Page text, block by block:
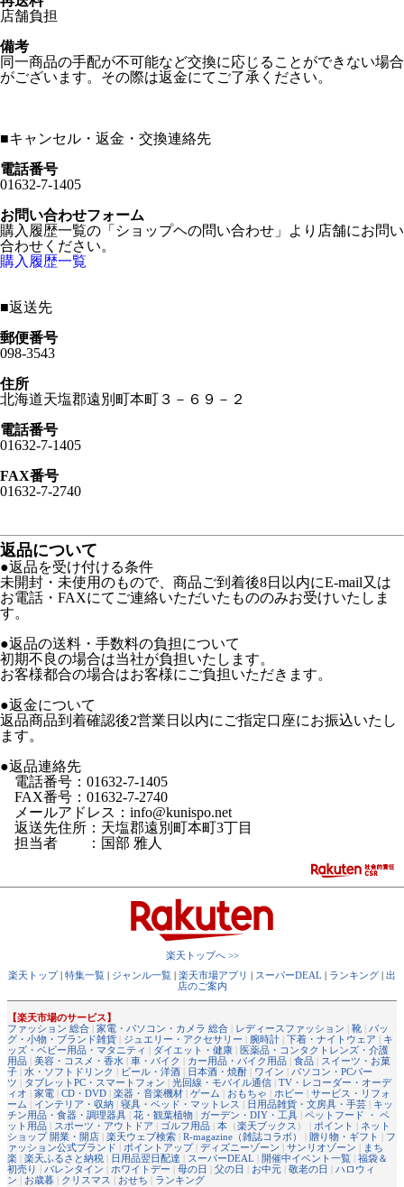
店舗負担
備考
同一商品の手配が不可能など交換に応じることができない場合
がございます。その際は返金にてご了承ください。
■キャンセル・返金・交換連絡先
電話番号
01632-7-1405
お問い合わせフォーム
購入履歴一覧の「ショップヘの問い合わせ」より店舗にお問い
合わせください。
購入履歴一覧
■返送先
郵便番号
098-3543
住所
北海道天塩郡遠別町本町３－６９－２
電話番号
01632-7-1405
FAX番号
01632-7-2740
返品について
●返品を受け付ける条件
未開封・未使用のもので、商品ご到着後8日以内にE-mail又は
お電話・FAXにてご連絡いただいたもののみお受けいたしま
す。
●返品の送料・手数料の負担について
初期不良の場合は当社が負担いたします。
お客様都合の場合はお客様にご負担いただきます。
●返金について
返品商品到着確認後2営業日以内にご指定口座にお振込いたし
ます。
●返品連絡先
電話番号：01632-7-1405
FAX番号：01632-7-2740
メールアドレス：info@kunispo.net
返送先住所：天塩郡遠別町本町3丁目
担当者 ：国部 雅人
楽天トップへ >>
楽天トップ| 特集一覧 | ジャンル一覧 | 楽天市場アプリ | スーパーDEAL | ランキング | 出
店のご案内
【楽天市場のサービス】
ファッション 総合 | 家電・パソコン・カメラ 総合 | レディースファッション | 靴 | バッ
グ・小物・ブランド雑貨 | ジュエリー・アクセサリー | 腕時計 | 下着・ナイトウェア | キ
ッズ・ベビー用品・マタニティ | ダイエット・健康 | 医薬品・コンタクトレンズ・介護
用品 | 美容・コスメ・香水 | 車・バイク | カー用品・バイク用品 | 食品 | スイーツ・お菓
子 | 水・ソフトドリンク | ビール・洋酒 | 日本酒・焼酎 | ワイン | パソコン・PCパー
ツ | タブレットPC・スマートフォン | 光回線・モバイル通信 | TV・レコーダー・オーデ
ィオ | 家電 | CD・DVD | 楽器・音楽機材 | ゲーム | おもちゃ | ホビー | サービス・リフォ
ーム | インテリア・収納 | 寝具・ベッド・マットレス | 日用品雑貨・文房具・手芸 | キッ
チン用品・食器・調理器具 | 花・観葉植物 | ガーデン・DIY・工具 | ペットフード ・ ペ
ット用品 | スポーツ・アウトドア | ゴルフ用品 | 本 （楽天ブックス ） | ポイント | ネット
ショップ 開業・開店 | 楽天ウェブ検索 | R-magazine（雑誌コラボ） | 贈り物・ギフト | フ
ァッション公式ブランド | ポイントアップ| ディズニーゾーン | サンリオゾーン | まち
楽 | 楽天ふるさと納税 | 日用品翌日配達 | スーパーDEAL | 開催中イベント一覧 | 福袋＆
初売り | バレンタイン | ホワイトデー | 母の日 | 父の日 | お中元 | 敬老の日 | ハロウィ
ン | お歳暮 | クリスマス | おせち | ランキング